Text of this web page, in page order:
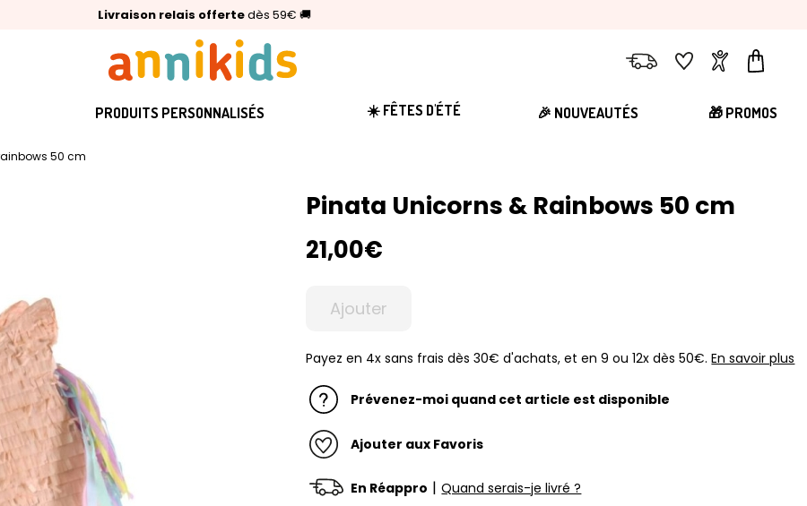
Livraison relais offertedès 59€ 🚚
🥇Palmarès Capital 2025 :Annikids N°1
⭐⭐⭐⭐⭐4,6/5(24 000 avis clients)
LivraisonFavorisComptePanier
PRODUITS PERSONNALISÉS ☀️ FÊTES D'ÉTÉ 🎉 NOUVEAUTÉS 🎁 PROMOS
50 cm
Pinata Unicorns & Rainbows 50 cm
21,00€
Ajouter
Payez en 4x sans frais dès 30€ d'achats, et en 9 ou 12x dès 50€.En savoir plus
Prévenez-moi quand cet article est disponible
Ajouter aux Favoris
En Réappro | Quand serais-je livré ?